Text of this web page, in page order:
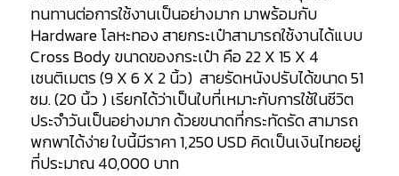
ทนทานต่อการใช้งานเป็นอย่างมากมาพร้อมกับ
Hardware โลหะทอง สายกระเป๋าสามารถใช้งานได้แบบ
Cross Body ขนาดของกระเป๋า คือ 22 X 15 X 4
เซนติเมตร (9 X 6 X 2 นิ้ว) สายรัดหนังปรับได้ขนาด 51
ซม. (20 นิ้ว ) เรียกได้ว่าเป็นใบที่เหมาะกับการใช้ในชีวิต
ประจำวันเป็นอย่างมาก ด้วยขนาดที่กระทัดรัด สามารถ
พกพาได้ง่าย ใบนี้มีราคา 1,250 USD คิดเป็นเงินไทยอยู่
ที่ประมาณ 40,000 บาท